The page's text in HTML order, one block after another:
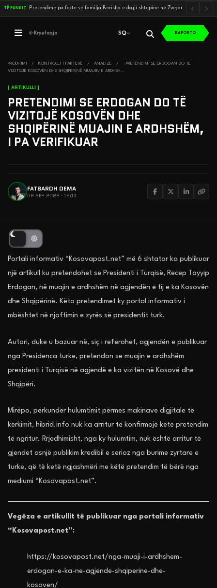
TË FUNDIT P retend i m e pa fa kte se fa m i ja B eri s ha e dog j i s htëpi n ë n ë Zveça n r …
Kryefaqja SQ RAPORTO
PRODHIMI / KONTROLLI I FAKTEVE / ANALIZË /
PRETENDIMI SE ERDOGAN DO TË
VIZITOJË KOSOVËN DHE SHQIPËRINË MUAJIN E ARDHSH…
[ ARTIKULLI ]
PRETENDIMI SE ERDOGAN DO TË
VIZITOJË KOSOVËN DHE
SHQIPËRINË MUAJIN E ARDHSHËM,
I PA VERIFIKUAR
FATBARDH DEMA
08 SEP 2022 · 12:13
Portali informativ “Kosovapost.net” më 6 shtator ka publikuar
një artikull ku pretendohet se Presidenti i Turqisë, Recep Tayyip
Erdogan, në muajin e ardhshëm në agjendën e tij e ka Kosovën
dhe Shqipërinë. Këto pretendimet ky portal informativ i
mbështet në njoftimin e zyrës së presidentit turk.
Autori, duke u bazuar në, siç i referohet, agjendën e publikuar
nga Presidenca turke, pretendon se muajin e ardhshëm
presidenti i Turqisë në agjendë e ka vizitën në Kosovë dhe
Shqipëri.
Mirëpo, përkundër hulumtimit përmes makinave digjitale të
kërkimit, hibrid.info nuk ka arritur të konfirmojë këtë pretendim
të ngritur. Rrjedhimisht, nga ky hulumtim, nuk është arritur të
gjendet asnjë publikim kredibil e serioz nga burime zyrtare e
turke, që të ketë ngjashmëri me këtë pretendim të bërë nga
mediumi “Kosovapost.net”.
Vegëza e artikullit të publikuar nga portali informativ
“Kosovapost.net”:
https://kosovapost.net/nga-muaji-i-ardhshem-
erdogan-e-ka-ne-agjende-shqiperine-dhe-
kosoven/